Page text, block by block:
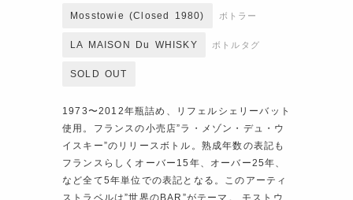
Mosstowie (closed 1980) ボトラー
LA MAISON Du WHISKY ボトルタグ
SOLD OUT
1973〜2012年瓶詰め、リフェルシェリーバット
使用。フランスの小売店”ラ・メゾン・デュ・ウ
イスキー”のリリースボトル。熟成年数の表記も
フランスらしくオーバー15年、オーバー25年、
など全て5年単位での表記となる。このアーティ
ストラベルは”世界のBAR”がテーマ。 モストウ